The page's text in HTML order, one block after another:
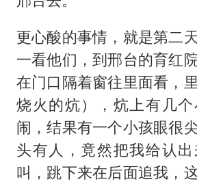
更心酸的事情，就是第二
一看他们，到邢台的育红
在门口隔着窗往里面看，
烧火的炕），炕上有几
闹，结果有一个小孩眼很
头有人，竟然把我给认
叫，跳下来在后面追我，